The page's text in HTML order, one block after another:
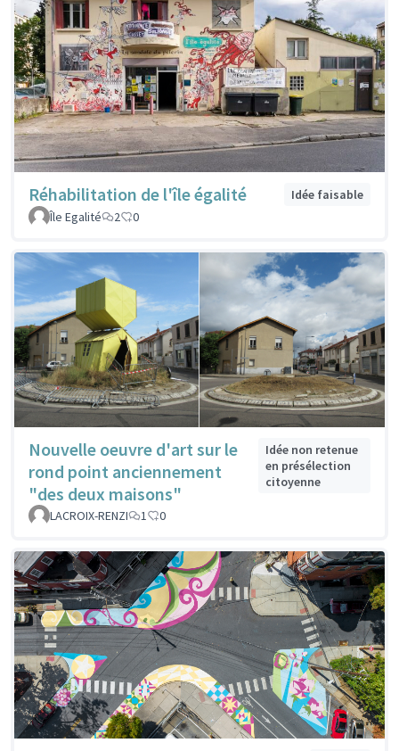
Réhabilitation de l'île égalité
Idée faisable
Île Egalité
2 0
Nouvelle oeuvre d'art sur le
rond point anciennement
"des deux maisons"
Idée non retenue
en présélection
citoyenne
LACROIX-RENZI 1 0